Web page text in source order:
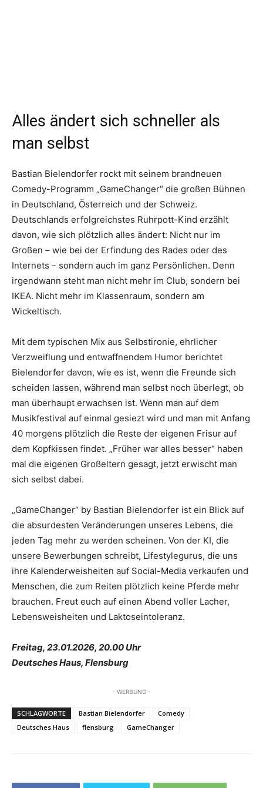
Alles ändert sich schneller als
man selbst
Bastian Bielendorfer rockt mit seinem brandneuen
Comedy-Programm „GameChanger“ die großen Bühnen
in Deutschland, Österreich und der Schweiz.
Deutschlands erfolgreichstes Ruhrpott-Kind erzählt
davon, wie sich plötzlich alles ändert: Nicht nur im
Großen – wie bei der Erfindung des Rades oder des
Internets – sondern auch im ganz Persönlichen. Denn
irgendwann steht man nicht mehr im Club, sondern bei
IKEA. Nicht mehr im Klassenraum, sondern am
Wickeltisch.
Mit dem typischen Mix aus Selbstironie, ehrlicher
Verzweiflung und entwaffnendem Humor berichtet
Bielendorfer davon, wie es ist, wenn die Freunde sich
scheiden lassen, während man selbst noch überlegt, ob
man überhaupt erwachsen ist. Wenn man auf dem
Musikfestival auf einmal gesiezt wird und man mit Anfang
40 morgens plötzlich die Reste der eigenen Frisur auf
dem Kopfkissen findet. „Früher war alles besser“ haben
mal die eigenen Großeltern gesagt, jetzt erwischt man
sich selbst dabei.
„GameChanger“ by Bastian Bielendorfer ist ein Blick auf
die absurdesten Veränderungen unseres Lebens, die
jeden Tag mehr zu werden scheinen. Von der KI, die
unsere Bewerbungen schreibt, Lifestylegurus, die uns
ihre Kalenderweisheiten auf Social-Media verkaufen und
Menschen, die zum Reiten plötzlich keine Pferde mehr
brauchen. Freut euch auf einen Abend voller Lacher,
Lebensweisheiten und Laktoseintoleranz.
Freitag, 23.01.2026, 20.00 Uhr
Deutsches Haus, Flensburg
- WERBUNG -
SCHLAGWORTE Bastian Bielendorfer
Comedy
Deutsches Haus
flensburg GameChanger